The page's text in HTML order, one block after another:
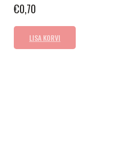
€0,70
LISA KORVI